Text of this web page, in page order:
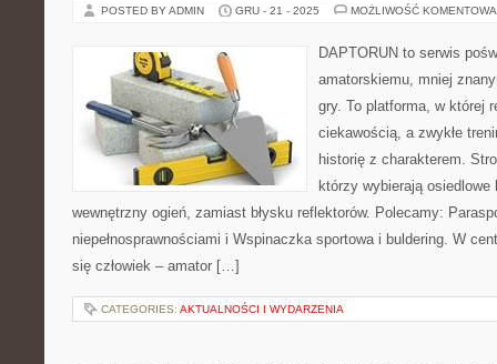
POSTED BY ADMIN GRU - 21 - 2025 MOŻLIWOŚĆ
DAPTORUN to serwis
amatorskiemu, mniej
gry. To platforma, w której
ciekawością, a zwykłe
historię z charakterem.
którzy wybierają osiedlowe
wewnętrzny ogień, zamiast błysku reflektorów. Polecamy:
niepełnosprawnościami i Wspinaczka sportowa i buldering. W
się człowiek – amator […]
CATEGORIES: AKTUALNOŚCI I WYDARZENIA